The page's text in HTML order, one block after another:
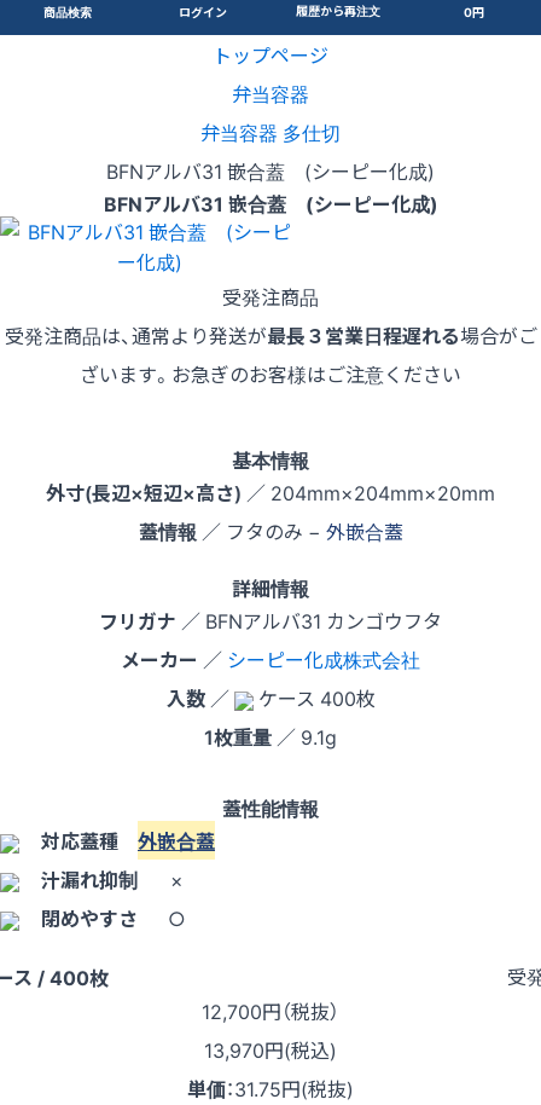
商品検索 ログイン 履歴から再注文
0円
トップページ
弁当容器
弁当容器 多仕切
BFNアルバ31 嵌合蓋 (シーピー化成)
BFNアルバ31 嵌合蓋 (シーピー化成)
受発注商品
受発注商品は、通常より発送が最長３営業日程遅れる場合がご
ざいます。お急ぎのお客様はご注意ください
基本情報
外寸(長辺×短辺×高さ) ／ 204mm×204mm×20mm
蓋情報 ／ フタのみ − 外嵌合蓋
詳細情報
フリガナ ／ BFNアルバ31 カンゴウフタ
メーカー ／ シーピー化成株式会社
入数／
ケース 400枚
1枚重量 ／ 9.1g
蓋性能情報
対応蓋種 外嵌合蓋
汁漏れ抑制
×
閉めやすさ
○
ス / 400枚
受
12,700円（税抜）
13,970円(税込)
単価：31.75円(税抜)